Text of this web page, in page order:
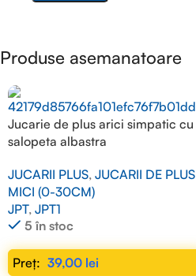
Produse asemanatoare
Jucarie de plus arici simpatic cu
salopeta albastra
JUCARII PLUS, JUCARII DE PLUS
MICI (0-30CM)
JPT, JPT1
5 în stoc
39,00 lei